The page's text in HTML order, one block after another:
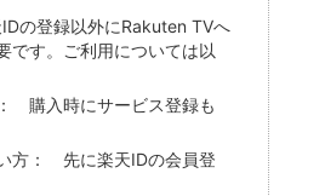
の登録以外にRakuten TVへ
です。ご利用については以
購入時にサービス登録も
方： 先に楽天IDの会員登